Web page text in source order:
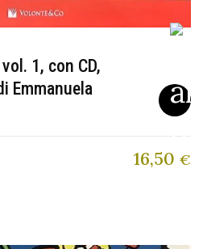
1, con CD,
Emmanuela
16,50 €